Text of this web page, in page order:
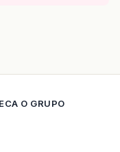
O GRUPO